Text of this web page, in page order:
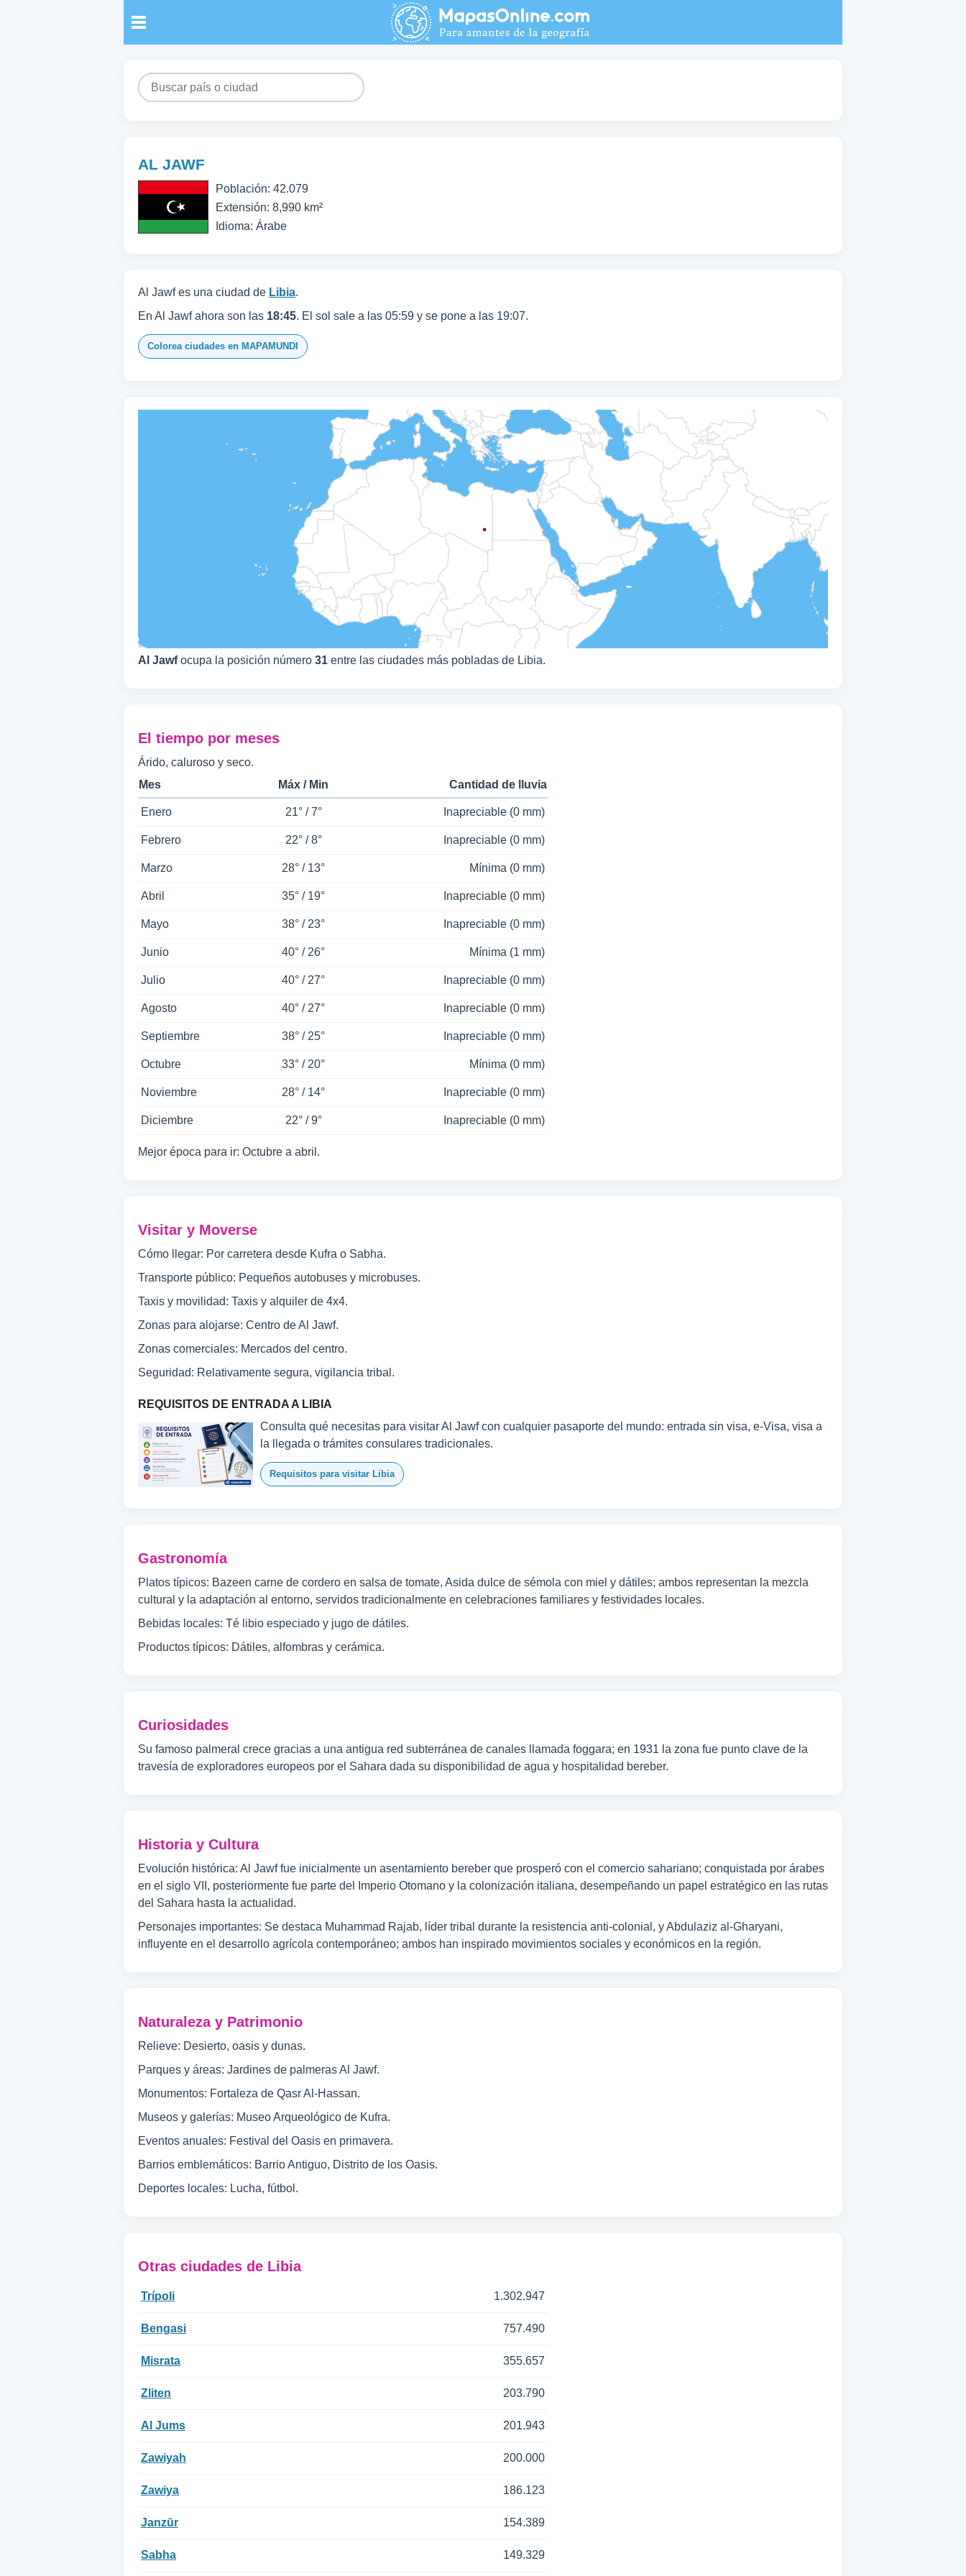
AL JAWF
Población: 42.079
Extensión: 8,990 km²
Idioma: Árabe
Al Jawf es una ciudad de Libia.
En Al Jawf ahora son las 18:45. El sol sale a las 05:59 y se pone a las 19:07.
Colorea ciudades en MAPAMUNDI
Al Jawfocupa la posición número 31 entre las ciudades más pobladas de Libia.
El tiempo por meses
Árido, caluroso y seco.
Mes
Máx / Min Cantidad de lluvia
Enero 21° / 7° Inapreciable (0 mm)
Febrero 22° / 8° Inapreciable (0 mm)
Marzo 28° / 13° Mínima (0 mm)
Abril 35° / 19° Inapreciable (0 mm)
Mayo 38° / 23° Inapreciable (0 mm)
Junio 40° / 26° Mínima (1 mm)
Julio 40° / 27° Inapreciable (0 mm)
Agosto 40° / 27° Inapreciable (0 mm)
Septiembre 38° / 25° Inapreciable (0 mm)
Octubre 33° / 20° Mínima (0 mm)
Noviembre 28° / 14° Inapreciable (0 mm)
Diciembre 22° / 9° Inapreciable (0 mm)
Mejor época para ir: Octubre a abril.
Visitar y Moverse
Cómo llegar: Por carretera desde Kufra o Sabha.
Transporte público: Pequeños autobuses y microbuses.
Taxis y movilidad: Taxis y alquiler de 4x4.
Zonas para alojarse: Centro de Al Jawf.
Zonas comerciales: Mercados del centro.
Seguridad: Relativamente segura, vigilancia tribal.
REQUISITOS DE ENTRADA A LIBIA
Consulta qué necesitas para visitar Al Jawf con cualquier pasaporte del mundo: entrada sin visa, e-Visa, visa a
la llegada o trámites consulares tradicionales.
Requisitos para visitar Libia
Gastronomía
Platos típicos: Bazeen carne de cordero en salsa de tomate, Asida dulce de sémola con miel y dátiles; ambos representan la mezcla
cultural y la adaptación al entorno, servidos tradicionalmente en celebraciones familiares y festividades locales.
Bebidas locales: Té libio especiado y jugo de dátiles.
Productos típicos: Dátiles, alfombras y cerámica.
Curiosidades
Su famoso palmeral crece gracias a una antigua red subterránea de canales llamada foggara; en 1931 la zona fue punto clave de la
travesía de exploradores europeos por el Sahara dada su disponibilidad de agua y hospitalidad bereber.
Historia y Cultura
Evolución histórica: Al Jawf fue inicialmente un asentamiento bereber que prosperó con el comercio sahariano; conquistada por árabes
en el siglo VII, posteriormente fue parte del Imperio Otomano y la colonización italiana, desempeñando un papel estratégico en las rutas
del Sahara hasta la actualidad.
Personajes importantes: Se destaca Muhammad Rajab, líder tribal durante la resistencia anti-colonial, y Abdulaziz al-Gharyani,
influyente en el desarrollo agrícola contemporáneo; ambos han inspirado movimientos sociales y económicos en la región.
Naturaleza y Patrimonio
Relieve: Desierto, oasis y dunas.
Parques y áreas: Jardines de palmeras Al Jawf.
Monumentos: Fortaleza de Qasr Al-Hassan.
Museos y galerías: Museo Arqueológico de Kufra.
Eventos anuales: Festival del Oasis en primavera.
Barrios emblemáticos: Barrio Antiguo, Distrito de los Oasis.
Deportes locales: Lucha, fútbol.
Otras ciudades de Libia
Trípoli 1.302.947
Bengasi 757.490
Misrata 355.657
Zliten 203.790
Al Jums 201.943
Zawiyah 200.000
Zawiya 186.123
Janzūr 154.389
Sabha 149.329